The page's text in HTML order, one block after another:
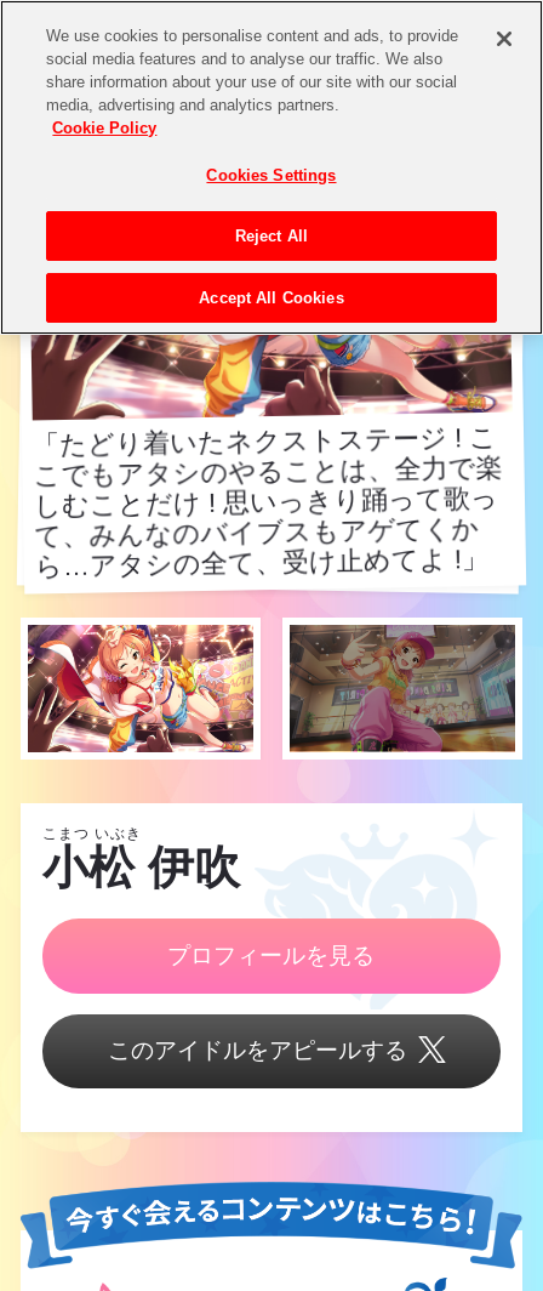
アイドル検索
「たどり着いたネクストステージ ! こ
こでもアタシのやることは、全力で楽
しむことだけ ! 思いっきり踊って歌っ
て、みんなのバイブスもアゲてくか
ら…アタシの全て、受け止めてよ !」
「たどり着いたネクストステージ ! こ
こでもアタシのやることは、全力で楽
しむことだけ ! 思いっきり踊って歌っ
て、みんなのバイブスもアゲてくか
ら…アタシの全て、受け止めてよ !」
こまつ いぶき
小松 伊吹
プロフィールを見る
このアイドルをアピールする
We use cookies to personalise content and ads, to provide
social media features and to analyse our traffic. We also
share information about your use of our site with our social
media, advertising and analytics partners.
Cookie Policy
Cookies Settings
Reject All
Accept All Cookies